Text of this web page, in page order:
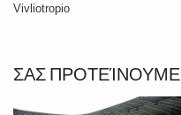
Vivliotropio
ΣΑΣ ΠΡΟΤΕΊΝΟΥΜΕ